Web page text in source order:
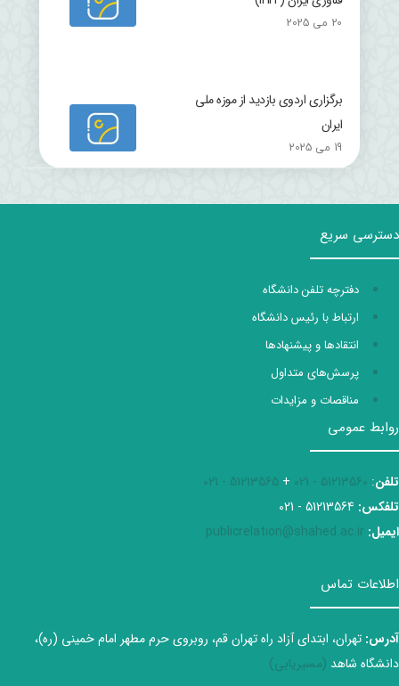
20 می 2025
برگزاری اردوی بازدید از موزه ملی
ایران
19 می 2025
دسترسی سریع
دفترچه تلفن دانشگاه
ارتباط با رئیس دانشگاه
انتقادها و پیشنهادها
پرسش‌های متداول
مناقصات و مزایدات
روابط عمومی
تلفن:
51213560 - 021
+
51213565 - 021
تلفکس:
ایمیل: publicrelation@shahed.ac.ir
اطلاعات تماس
آدرس: تهران، ابتدای آزاد راه تهران قم، روبروی حرم مطهر امام خمینی (ره)،
دانشگاه شاهد (مسیریابی)